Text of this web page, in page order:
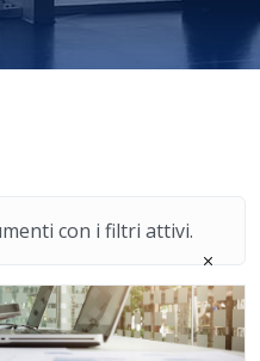
con i filtri attivi.